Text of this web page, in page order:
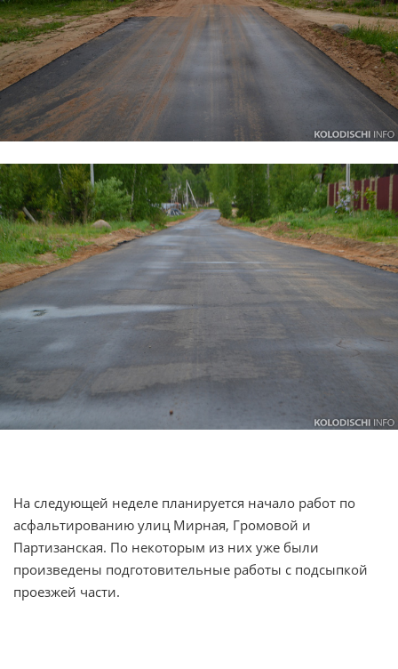
На следующей неделе планируется начало работ по
асфальтированию улиц Мирная, Громовой и
Партизанская. По некоторым из них уже были
произведены подготовительные работы с подсыпкой
проезжей части.